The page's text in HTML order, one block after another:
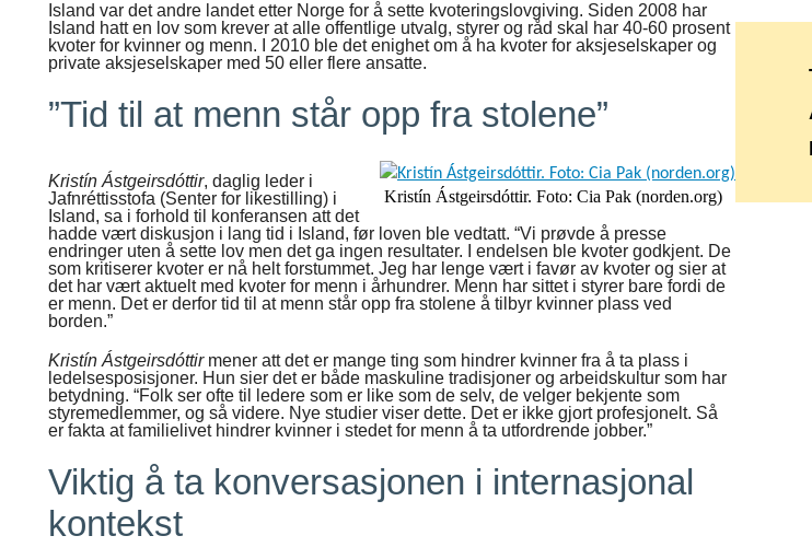
Íslenska
Island var det andre landet etter Norge for å sette kvoteringslovgiving. Siden 2008 har
Island hatt en lov som krever at alle offentlige utvalg, styrer og råd skal har 40-60 prosent
kvoter for kvinner og menn. I 2010 ble det enighet om å ha kvoter for aksjeselskaper og
private aksjeselskaper med 50 eller flere ansatte.
”Tid til at menn står opp fra stolene”
Kristín Ástgeirsdóttir. Foto: Cia Pak (norden.org)
Kristín Ástgeirsdóttir, daglig leder i
Jafnréttisstofa (Senter for likestilling) i
Island, sa i forhold til konferansen att det
hadde vært diskusjon i lang tid i Island, før loven ble vedtatt. “Vi prøvde å presse
endringer uten å sette lov men det ga ingen resultater. I endelsen ble kvoter godkjent. De
som kritiserer kvoter er nå helt forstummet. Jeg har lenge vært i favør av kvoter og sier at
det har vært aktuelt med kvoter for menn i århundrer. Menn har sittet i styrer bare fordi de
er menn. Det er derfor tid til at menn står opp fra stolene å tilbyr kvinner plass ved
borden.”
Kristín Ástgeirsdóttirmener att det er mange ting som hindrer kvinner fra å ta plass i
ledelsesposisjoner. Hun sier det er både maskuline tradisjoner og arbeidskultur som har
betydning. “Folk ser ofte til ledere som er like som de selv, de velger bekjente som
styremedlemmer, og så videre. Nye studier viser dette. Det er ikke gjort profesjonelt. Så
er fakta at familielivet hindrer kvinner i stedet for menn å ta utfordrende jobber.”
Viktig å ta konversasjonen i internasjonal
kontekst